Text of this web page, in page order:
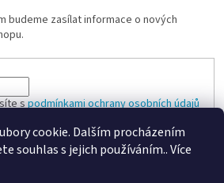
cookie. Dalším procházením
souhlas s jejich používáním.. Více
budeme zasílat informace o nových
spodmínkami ochrany osobních údajů